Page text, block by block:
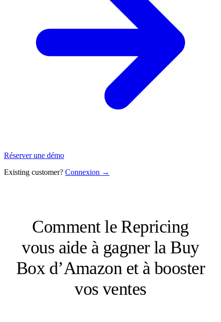
Réserver une démo
Existing customer? Connexion →
Comment le Repricing
vous aide à gagner la Buy
Box d’Amazon et à booster
vos ventes